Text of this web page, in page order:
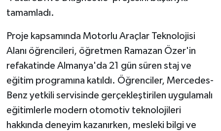
tamamladı.
Proje kapsamında Motorlu Araçlar Teknolojisi
Alanı öğrencileri, öğretmen Ramazan Özer'in
refakatinde Almanya'da 21 gün süren staj ve
eğitim programına katıldı. Öğrenciler, Mercedes-
Benz yetkili servisinde gerçekleştirilen uygulamalı
eğitimlerle modern otomotiv teknolojileri
hakkında deneyim kazanırken, mesleki bilgi ve